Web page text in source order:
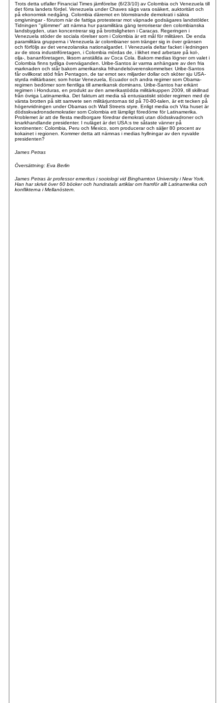
Trots detta utfaller Financial Times jämförelse (6/23/10) av Colombia och Venezuela till
det förra landets fördel. Venezuela under Chaves sägs vara osäkert, auktoritärt och
på ekonomisk nedgång. Colombia däremot en blomstrande demokrati i säkra
omgivningar - förutom när de fattiga protesterar mot väpnade godsägares landstölder.
Tidningen "glömmer" att nämna hur paramilitära gäng terroriserar den colombianska
landsbygden, utan koncentrerar sig på brottsligheten i Caracas. Regeringen i
Venezuela stöder de sociala rörelser som i Colombia är ett mål för militären. De enda
paramilitära grupperna i Venezuela är colombianer som tränger sig in över gränsen
och förföljs av det venezolanska nationalgardet. I Venezuela deltar facket i ledningen
av de stora industriföretagen, i Colombia mördas de, i likhet med arbetare på kol-,
olja-, bananföretagen, liksom anställda av Coca Cola. Bakom medias lögner om valet i
Colombia finns tydliga överväganden. Uribe-Santos är varma anhängare av den fria
marknaden och står bakom amerikanska frihandelsöverenskommelser. Uribe-Santos
får ovillkorat stöd från Pentagon, de tar emot sex miljarder dollar och sköter sju USA-
styrda militärbaser, som hotar Venezuela, Ecuador och andra regimer som Obama-
regimen bedömer som fientliga till amerikansk dominans. Uribe-Santos har erkänt
regimen i Honduras, en produkt av den amerikastödda militärkuppen 2009, till skillnad
från övriga Latinamerika. Det faktum att media så entusiastiskt stöder regimen med de
värsta brotten på sitt samvete sen militärjuntornas tid på 70-80-talen, är ett tecken på
högervridningen under Obamas och Wall Streets styre. Enligt media och Vita huset är
dödsskvadronsdemokratier som Colombia ett lämpligt föredöme för Latinamerika.
Problemet är att de flesta medborgare föredrar demokrati utan dödsskvadroner och
knarkhandlande presidenter. I nuläget är det USA:s tre såtaste vänner på
kontinenten: Colombia, Peru och Mexico, som producerar och säljer 80 procent av
kokainet i regionen. Kommer detta att nämnas i medias hyllningar av den nyvalde
presidenten?
James Petras
Översättning: Eva Berlin
James Petras är professor emeritus i sociologi vid Binghamton University i New York.
Han har skrivit över 60 böcker och hundratals artiklar om framför allt Latinamerika och
konflikterna i Mellanöstern.